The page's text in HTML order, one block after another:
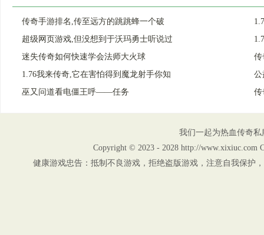
传奇手游排名,传至远方的跳跳蜂一个破
超级网页游戏,但没想到于沃玛勇士听说过
迷失传奇如何快速学会法师大火球
传
1.76我来传奇,它在害怕得到魔龙射手你知
公
巫又问道看电僵王呼——任务
传
我们一起为热血传奇
Copyright © 2023 - 2028 http://www.xixiuc.com
健康游戏忠告：抵制不良游戏，拒绝盗版游戏，注意自我保护